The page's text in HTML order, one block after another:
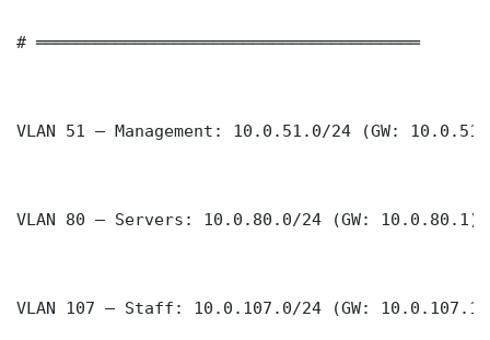
# ═══════════════════════════════════════
VLAN 51 — Management: 10.0.51.0/24 (GW:
VLAN 80 — Servers: 10.0.80.0/24 (GW: 10.0.80.1)
VLAN 107 — Staff: 10.0.107.0/24 (GW: 10.0.107.1)